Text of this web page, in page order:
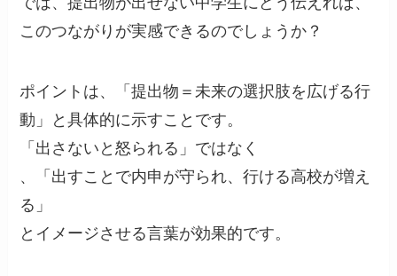
このつながりが実感できるのでしょうか？
ポイントは、「提出物＝未来の選択肢を広げる行
動」と具体的に示すことです。
「出さないと怒られる」ではなく
、「出すことで内申が守られ、行ける高校が増え
る」
とイメージさせる言葉が効果的です。